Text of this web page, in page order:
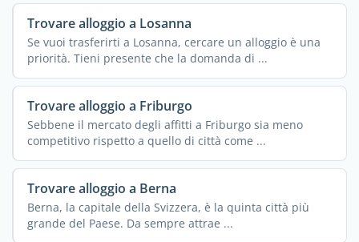
Trovare alloggio a Losanna
Se vuoi trasferirti a Losanna, cercare un alloggio è una
priorità. Tieni presente che la domanda di ...
Trovare alloggio a Friburgo
Sebbene il mercato degli affitti a Friburgo sia meno
competitivo rispetto a quello di città come ...
Trovare alloggio a Berna
Berna, la capitale della Svizzera, è la quinta città più
grande del Paese. Da sempre attrae ...